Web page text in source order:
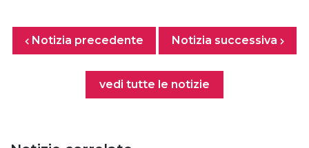
Posts
Notizia precedente Previous page
Next page
Notizia successiva
Tutte le notizie
vedi tutte le notizie